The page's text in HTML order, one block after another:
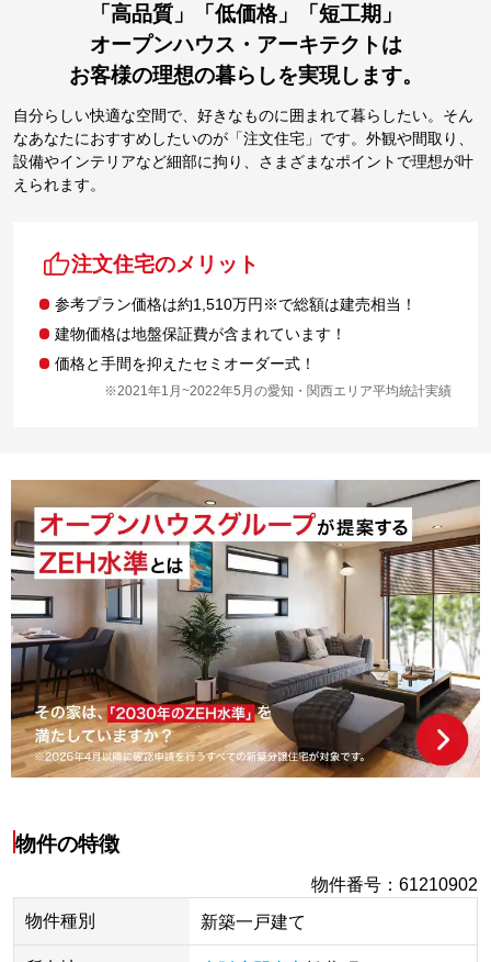
「高品質」「低価格」「短工期」
オープンハウス・アーキテクトは
お客様の理想の暮らしを実現します。
自分らしい快適な空間で、好きなものに囲まれて暮らしたい。そん
なあなたにおすすめしたいのが「注文住宅」です。外観や間取り、
設備やインテリアなど細部に拘り、さまざまなポイントで理想が叶
えられます。
注文住宅のメリット
参考プラン価格は約1,510万円※で総額は建売相当！
建物価格は地盤保証費が含まれています！
価格と手間を抑えたセミオーダー式！
※2021年1月~2022年5月の愛知・関西エリア平均統計実績
物件の特徴
物件番号 ：61210902
物件種別
新築一戸建て